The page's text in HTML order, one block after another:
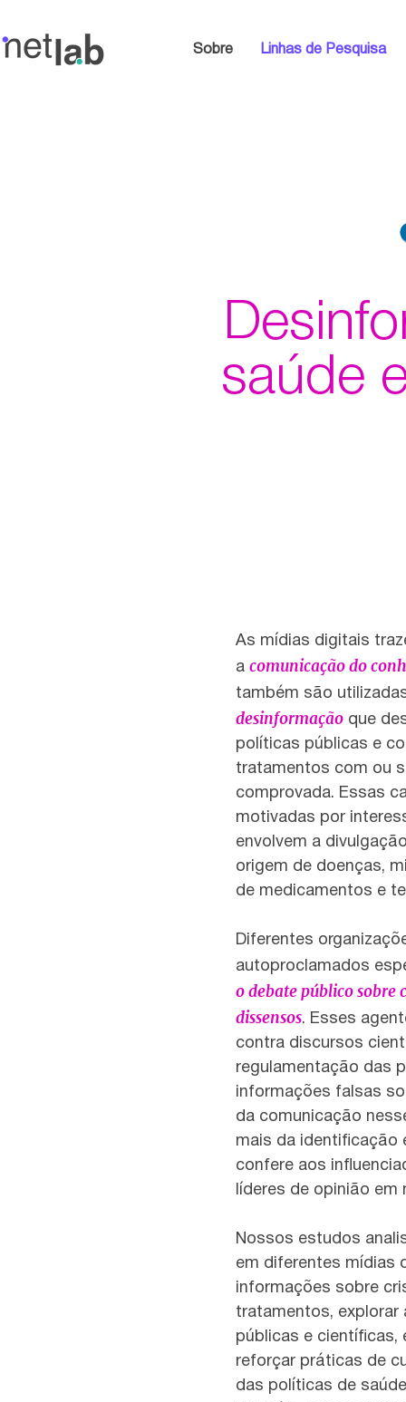
Sobre Linhas de Pesquisa
saúde
As mídias digitais
a comunicação do
também são
desinformação que
políticas públicas e
tratamentos com ou
comprovada. Essas
motivadas por
envolvem a
origem de doenças,
de medicamentos e
Diferentes
autoproclamados
o debate público sobre
dissensos. Esses
contra discursos
regulamentação das
informações falsas
da comunicação
mais da identificação
confere aos
líderes de opinião
Nossos estudos
em diferentes mídias
informações sobre
tratamentos, explorar
públicas e científicas,
reforçar práticas de
das políticas de